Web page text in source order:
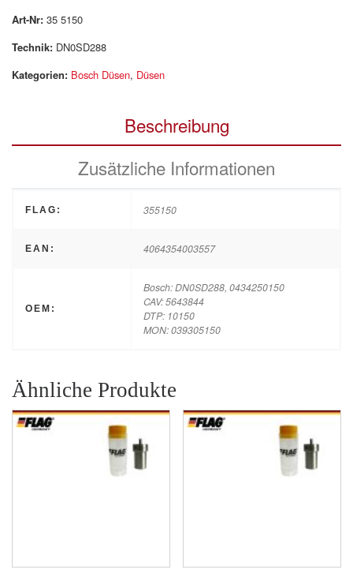
Art-Nr: 35 5150
Technik: DN0SD288
Kategorien: Bosch Düsen, Düsen
Beschreibung
Zusätzliche Informationen
FLAG: 355150
EAN: 4064354003557
OEM:
Bosch: DN0SD288, 0434250150
CAV: 5643844
DTP: 10150
MON: 039305150
Ähnliche Produkte